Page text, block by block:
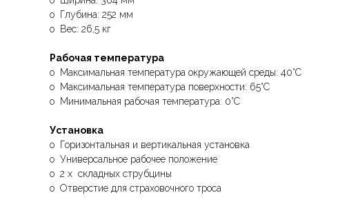
o Глубина: 252 мм
o Вес: 26,5 кг
Рабочая температура
o Максимальная температура окружающей среды: 40°C
o Максимальная температура поверхности: 65°C
o Минимальная рабочая температура: 0°C
Установка
o Горизонтальная и вертикальная установка
o Универсальное рабочее положение
o 2 х складных струбцины
o Отверстие для страховочного троса